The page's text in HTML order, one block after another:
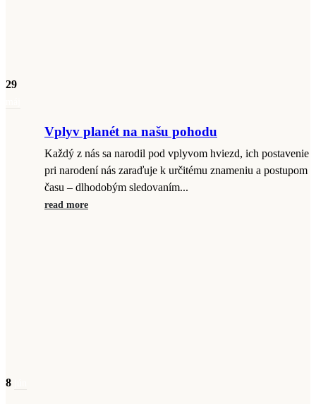
29
Vplyv planét na našu pohodu
Každý z nás sa narodil pod vplyvom hviezd, ich postavenie
pri narodení nás zaraďuje k určitému znameniu a postupom
času – dlhodobým sledovaním...
read more
8